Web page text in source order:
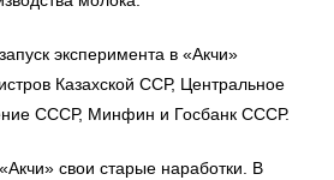
эксперимента в «Акчи»
Казахской ССР, Центральное
СССР, Минфин и Госбанк СССР.
свои старые наработки. В